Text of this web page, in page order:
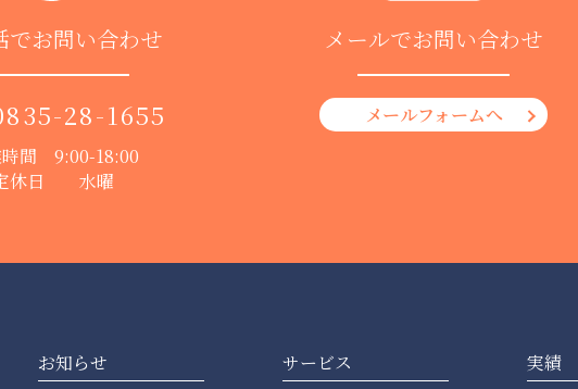
でお問い合わせ
28-1655
時間 9:00-18:00
休日 水曜
メールでお問い合わせ
メールフォームへ
お知らせ
サービス
実績